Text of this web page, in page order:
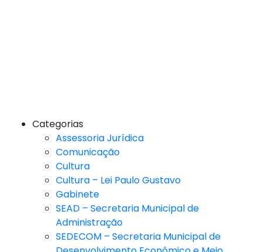
Categorias
Assessoria Jurídica
Comunicação
Cultura
Cultura – Lei Paulo Gustavo
Gabinete
SEAD – Secretaria Municipal de
Administração
SEDECOM – Secretaria Municipal de